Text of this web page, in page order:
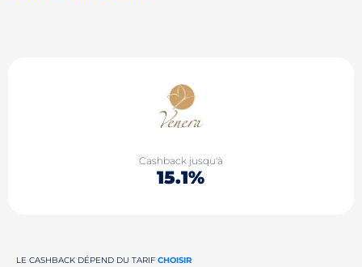
Cashback jusqu'à
15.1%
LE CASHBACK DÉPEND DU TARIF CHOISIR